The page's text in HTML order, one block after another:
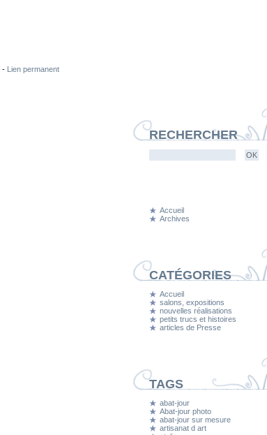
- Lien permanent
RECHERCHER
Accueil
Archives
CATÉGORIES
Accueil
salons, expositions
nouvelles réalisations
petits trucs et histoires
articles de Presse
TAGS
abat-jour
Abat-jour photo
abat-jour sur mesure
artisanat d art